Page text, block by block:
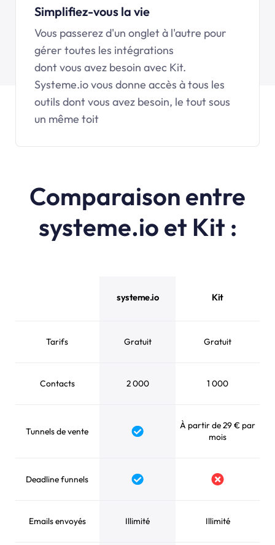
Simplifiez-vous la vie
Vous passerez d'un onglet à l'autre pour
gérer toutes les intégrations
dont vous avez besoin avec Kit.
Systeme.io vous donne accès à tous les
outils dont vous avez besoin, le tout sous
un même toit
Comparaison entre
systeme.io et Kit :
systeme.io Kit
Tarifs Gratuit Gratuit
Contacts 2 000 1 000
Tunnels de vente
À partir de 29 € par
mois
Deadline funnels
Emails envoyés Illimité Illimité